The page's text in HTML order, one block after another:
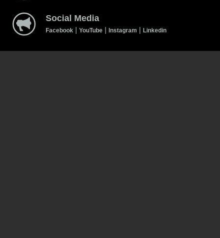
Social Media
Facebook | YouTube | Instagram | Linkedin